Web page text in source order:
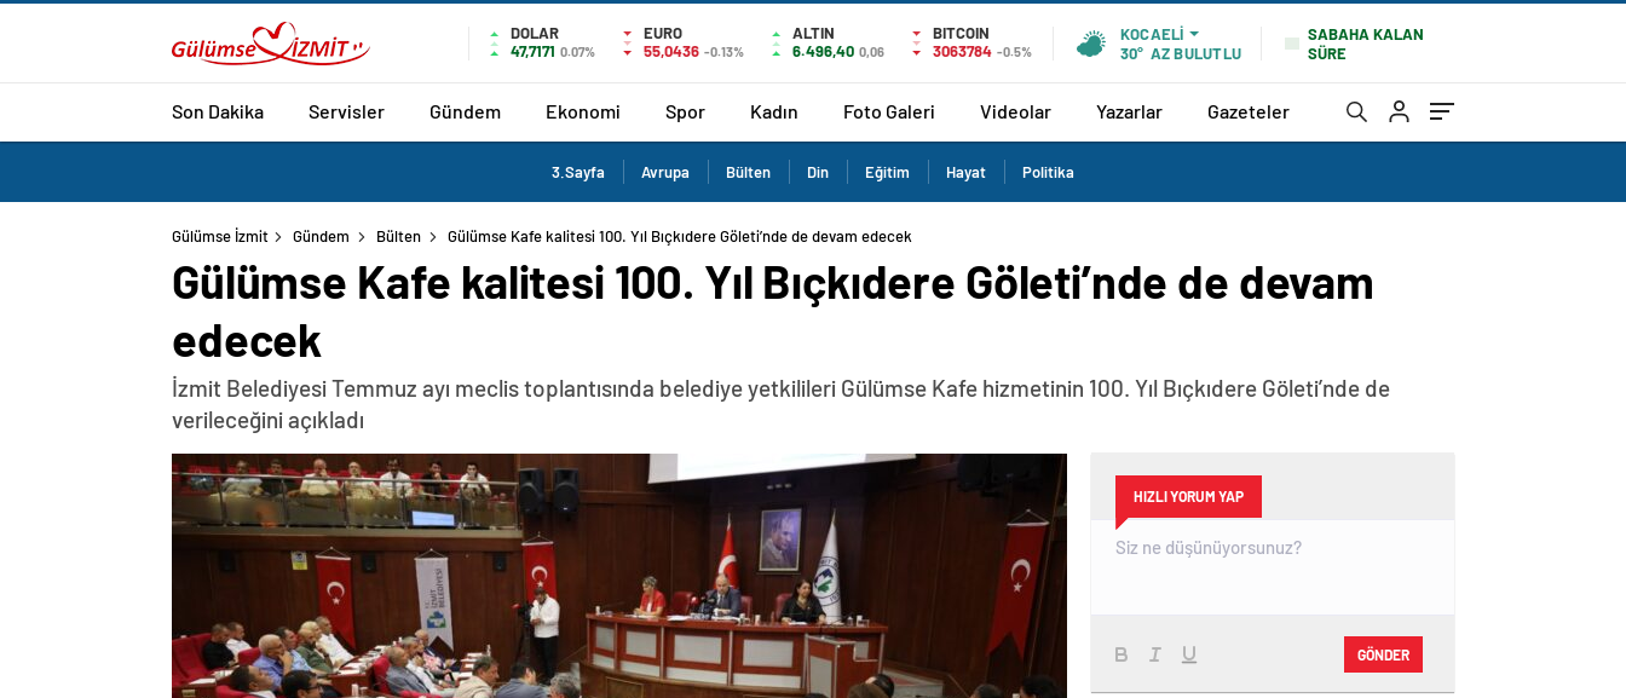
DOLAR
47,7171 0.07%
EURO
55,0436 -0.13%
ALTIN
6.496,40 0,06
BITCOIN
3063784 -0.5%
KOCAELI
30° AZ BULUTLU
SABAHA KALAN
SÜRE
Son Dakika Servisler Gündem Ekonomi Spor Kadın Foto Galeri Videolar Yazarlar Gazeteler
3.Sayfa Avrupa Bülten Din Eğitim Hayat Politika
Gülümse İzmit Gündem Bülten Gülümse Kafe kalitesi 100. Yıl Bıçkıdere Göleti’nde de devam edecek
Gülümse Kafe kalitesi 100. Yıl Bıçkıdere Göleti’nde de devam
edecek
İzmit Belediyesi Temmuz ayı meclis toplantısında belediye yetkilileri Gülümse Kafe hizmetinin 100. Yıl Bıçkıdere Göleti’nde de
verileceğini açıkladı
HIZLI YORUM YAP
GÖNDER